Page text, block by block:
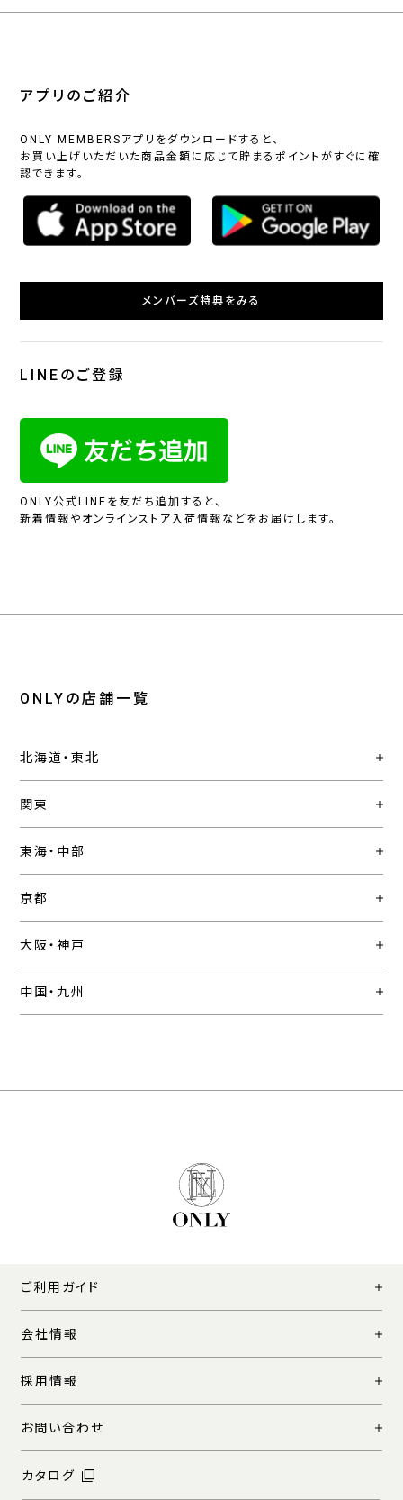
アプリのご紹介
ONLY MEMBERSアプリをダウンロードすると、
お買い上げいただいた商品金額に応じて貯まるポイントがすぐに確
認できます。
メンバーズ特典をみる
LINEのご登録
ONLY公式LINEを友だち追加すると、
新着情報やオンラインストア入荷情報などをお届けします。
ONLYの店舗一覧
北海道・東北
関東
東海・中部
京都
大阪・神戸
中国・九州
ご利用ガイド
会社情報
採用情報
お問い合わせ
カタログ